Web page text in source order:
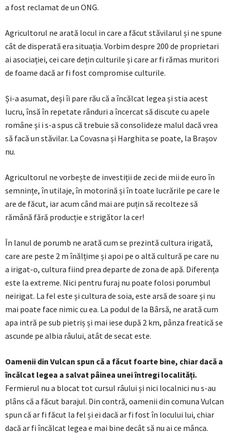
a fost reclamat de un ONG.
Agricultorul ne arată locul in care a făcut stăvilarul și ne spune
cât de disperată era situația. Vorbim despre 200 de proprietari
ai asociației, cei care dețin culturile și care ar fi rămas muritori
de foame dacă ar fi fost compromise culturile.
Și-a asumat, deși îi pare rău că a încălcat legea și stia acest
lucru, însă în repetate rânduri a încercat să discute cu apele
române și i s-a spus că trebuie să consolideze malul dacă vrea
să facă un stăvilar. La Covasna și Harghita se poate, la Brașov
nu.
Agricultorul ne vorbește de investiții de zeci de mii de euro în
semnințe, în utilaje, în motorină și în toate lucrările pe care le
are de făcut, iar acum când mai are puțin să recolteze să
rămână fără producție e strigător la cer!
În lanul de porumb ne arată cum se prezintă cultura irigată,
care are peste 2 m înălțime și apoi pe o altă cultură pe care nu
a irigat-o, cultura fiind prea departe de zona de apă. Diferența
este la extreme. Nici pentru furaj nu poate folosi porumbul
neirigat. La fel este și cultura de soia, este arsă de soare și nu
mai poate face nimic cu ea. La podul de la Bârsă, ne arată cum
apa intră pe sub pietriș și mai iese după 2 km, pânza freatică se
ascunde pe albia râului, atât de secat este.
Oamenii din Vulcan spun că a făcut foarte bine, chiar dacă a
încălcat legea a salvat pâinea unei întregi localități.
Fermierul nu a blocat tot cursul râului și nici localnici nu s-au
plâns că a făcut barajul. Din contră, oamenii din comuna Vulcan
spun că ar fi făcut la fel și ei dacă ar fi fost în locului lui, chiar
dacă ar fi încălcat legea e mai bine decât să nu ai ce mânca.